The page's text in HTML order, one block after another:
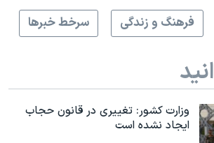
فرهنگ و زندگی سرخط خبرها
وزارت کشور: تغییری در قانون حجاب
ایجاد نشده است